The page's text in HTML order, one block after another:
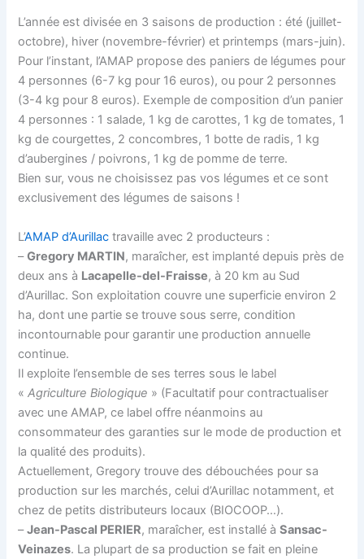
L’année est divisée en 3 saisons de production : été (juillet-
octobre), hiver (novembre-février) et printemps (mars-juin).
Pour l’instant, l’AMAP propose des paniers de légumes pour
4 personnes (6-7 kg pour 16 euros), ou pour 2 personnes
(3-4 kg pour 8 euros). Exemple de composition d’un panier
4 personnes : 1 salade, 1 kg de carottes, 1 kg de tomates, 1
kg de courgettes, 2 concombres, 1 botte de radis, 1 kg
d’aubergines / poivrons, 1 kg de pomme de terre.
Bien sur, vous ne choisissez pas vos légumes et ce sont
exclusivement des légumes de saisons !
L’AMAP d’Aurillac travaille avec 2 producteurs :
–Gregory MARTIN, maraîcher, est implanté depuis près de
deux ans à Lacapelle-del-Fraisse, à 20 km au Sud
d’Aurillac. Son exploitation couvre une superficie environ 2
ha, dont une partie se trouve sous serre, condition
incontournable pour garantir une production annuelle
continue.
Il exploite l’ensemble de ses terres sous le label
«Agriculture Biologique » (Facultatif pour contractualiser
avec une AMAP, ce label offre néanmoins au
consommateur des garanties sur le mode de production et
la qualité des produits).
Actuellement, Gregory trouve des débouchées pour sa
production sur les marchés, celui d’Aurillac notamment, et
chez de petits distributeurs locaux (BIOCOOP…).
–Jean-Pascal PERIER, maraîcher, est installé àSansac-
Veinazes. La plupart de sa production se fait en pleine